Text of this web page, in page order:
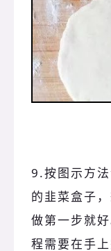
9.按图示方
的韭菜盒子
做第一步就
程需要在手